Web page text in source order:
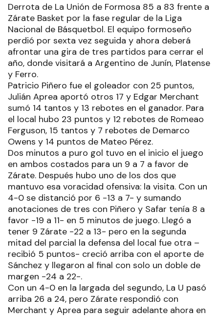
Derrota de La Unión de Formosa 85 a 83 frente a
Zárate Basket por la fase regular de la Liga
Nacional de Básquetbol. El equipo formoseño
perdió por sexta vez seguida y ahora deberá
afrontar una gira de tres partidos para cerrar el
año, donde visitará a Argentino de Junín, Platense
y Ferro.
Patricio Piñero fue el goleador con 25 puntos,
Julián Aprea aportó otros 17 y Edgar Merchant
sumó 14 tantos y 13 rebotes en el ganador. Para
el local hubo 23 puntos y 12 rebotes de Romeao
Ferguson, 15 tantos y 7 rebotes de Demarco
Owens y 14 puntos de Mateo Pérez.
Dos minutos a puro gol tuvo en el inicio el juego
en ambos costados para un 9 a 7 a favor de
Zárate. Después hubo uno de los dos que
mantuvo esa voracidad ofensiva: la visita. Con un
4-0 se distanció por 6 -13 a 7- y sumando
anotaciones de tres con Piñero y Safar tenía 8 a
favor -19 a 11- en 5 minutos de juego. Llegó a
tener 9 Zárate -22 a 13- pero en la segunda
mitad del parcial la defensa del local fue otra –
recibió 5 puntos- creció arriba con el aporte de
Sánchez y llegaron al final con solo un doble de
margen -24 a 22-.
Con un 4-0 en la largada del segundo, La U pasó
arriba 26 a 24, pero Zárate respondió con
Merchant y Aprea para seguir adelante ahora en